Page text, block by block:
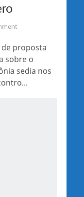
proposta
sobre o
sedia nos